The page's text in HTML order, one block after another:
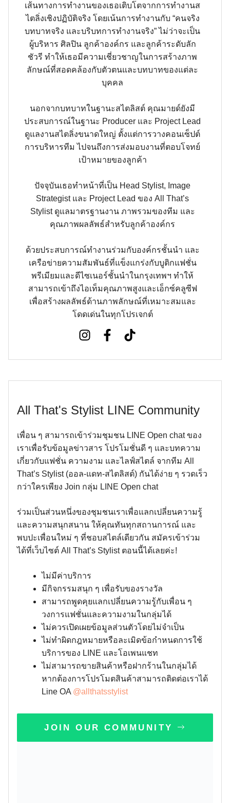
เส้นทางการทำงานของเธอเติบโตจากการทำงานส
ไตลิ่งเชิงปฏิบัติจริง โดยเน้นการทำงานกับ “คนจริง
บทบาทจริง และบริบทการทำงานจริง” ไม่ว่าจะเป็น
ผู้บริหาร ศิลปิน ลูกค้าองค์กร และลูกค้าระดับลัก
ชัวรี ทำให้เธอมีความเชี่ยวชาญในการสร้างภาพ
ลักษณ์ที่สอดคล้องกับตัวตนและบทบาทของแต่ละ
บุคคล
นอกจากบทบาทในฐานะสไตลิสต์ คุณมายด์ยังมี
ประสบการณ์ในฐานะ Producer และ Project Lead
ดูแลงานสไตลิ่งขนาดใหญ่ ตั้งแต่การวางคอนเซ็ปต์
การบริหารทีม ไปจนถึงการส่งมอบงานที่ตอบโจทย์
เป้าหมายของลูกค้า
ปัจจุบันเธอทำหน้าที่เป็น Head Stylist, Image
Strategist และ Project Lead ของ All That’s
Stylist ดูแลมาตรฐานงาน ภาพรวมของทีม และ
คุณภาพผลลัพธ์สำหรับลูกค้าองค์กร
ด้วยประสบการณ์ทำงานร่วมกับองค์กรชั้นนำ และ
เครือข่ายความสัมพันธ์ที่แข็งแกร่งกับบูติกแฟชั่น
พรีเมียมและดีไซเนอร์ชั้นนำในกรุงเทพฯ ทำให้
สามารถเข้าถึงไอเท็มคุณภาพสูงและเอ็กซ์คลูซีฟ
เพื่อสร้างผลลัพธ์ด้านภาพลักษณ์ที่เหมาะสมและ
โดดเด่นในทุกโปรเจกต์
All That's Stylist LINE Community
เพื่อน ๆ สามารถเข้าร่วมชุมชน LINE Open chat ของ
เราเพื่อรับข้อมูลข่าวสาร โปรโมชั่นดี ๆ และบทความ
เกี่ยวกับแฟชั่น ความงาม และไลฟ์สไตล์ จากทีม All
That’s Stylist (ออล-แดท-สไตลิสต์) กันได้ง่าย ๆ รวดเร็ว
กว่าใครเพียง Join กลุ่ม LINE Open chat
ร่วมเป็นส่วนหนึ่งของชุมชนเราเพื่อแลกเปลี่ยนความรู้
และความสนุกสนาน ให้คุณทันทุกสถานการณ์ และ
พบปะเพื่อนใหม่ ๆ ที่ชอบสไตล์เดียวกัน สมัครเข้าร่วม
ได้ที่เว็บไซต์ All That’s Stylist ตอนนี้ได้เลยค่ะ!
ไม่มีค่าบริการ
มีกิจกรรมสนุก ๆ เพื่อรับของรางวัล
สามารถพูดคุยแลกเปลี่ยนความรู้กับเพื่อน ๆ
วงการแฟชั่นและความงามในกลุ่มได้
ไม่ควรเปิดเผยข้อมูลส่วนตัวโดยไม่จำเป็น
ไม่ทำผิดกฎหมายหรือละเมิดข้อกำหนดการใช้
บริการของ LINE และโอเพนแชท
ไม่สามารถขายสินค้าหรือฝากร้านในกลุ่มได้
หากต้องการโปรโมตสินค้าสามารถติดต่อเราได้
Line OA @allthatsstylist
JOIN OUR COMMUNITY